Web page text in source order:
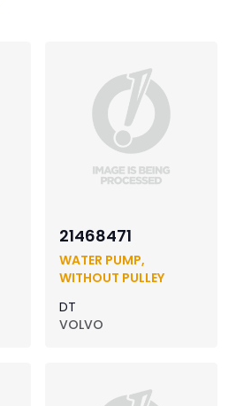
21468471
WATER PUMP,
WITHOUT PULLEY
DT
VOLVO